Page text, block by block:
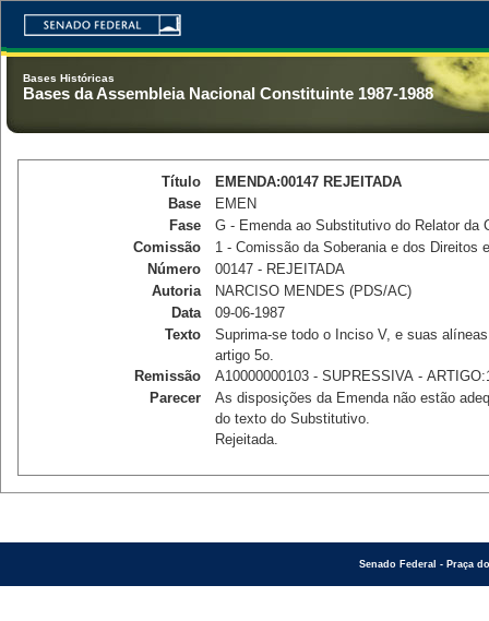
Bases Históricas
Bases da Assembleia Nacional Constituinte 1987-1988
Título
EMENDA:00147 REJEITADA
Base
EMEN
Fase
G - Emenda ao Substitutivo do Relator da
Comissão
1 - Comissão da Soberania e dos Direitos
Número
00147 - REJEITADA
Autoria
NARCISO MENDES (PDS/AC)
Data
09-06-1987
Texto
Suprima-se todo o Inciso V, e suas
artigo 5o.
Remissão
A10000000103 - SUPRESSIVA -
Parecer
As disposições da Emenda não estão
do texto do Substitutivo.
Rejeitada.
Senado Federal - Praça